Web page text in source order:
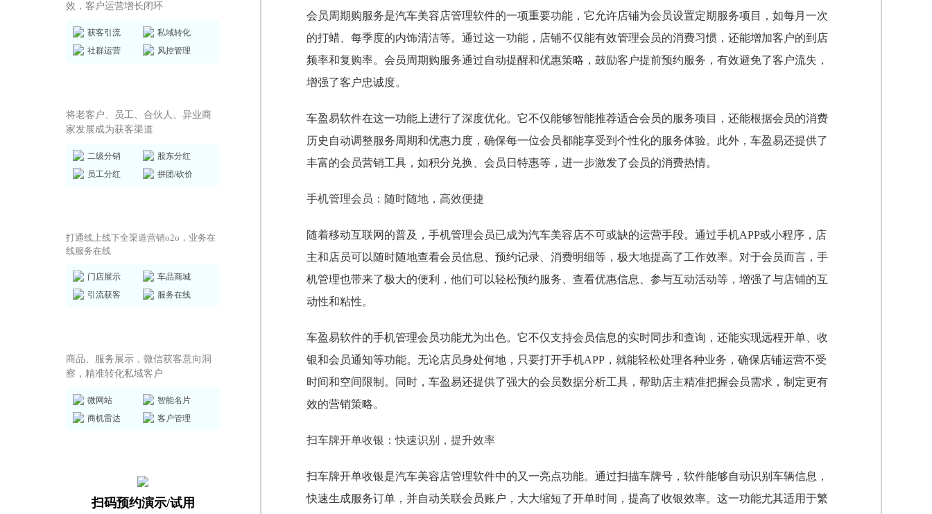
效，客户运营增长闭环
获客引流
私域转化
社群运营
风控管理
将老客户、员工、合伙人、异业商
家发展成为获客渠道
二级分销
股东分红
员工分红
拼团/砍价
打通线上线下全渠道营销o2o，业务在
线服务在线
门店展示
车品商城
引流获客
服务在线
商品、服务展示，微信获客意向洞
察，精准转化私域客户
微网站
智能名片
商机雷达
客户管理
扫码预约演示/试用
会员周期购服务是汽车美容店管理软件的一项重要功能，它允许店铺为会员设置定期服务项目，如每月一次
的打蜡、每季度的内饰清洁等。通过这一功能，店铺不仅能有效管理会员的消费习惯，还能增加客户的到店
频率和复购率。会员周期购服务通过自动提醒和优惠策略，鼓励客户提前预约服务，有效避免了客户流失，
增强了客户忠诚度。
车盈易软件在这一功能上进行了深度优化。它不仅能够智能推荐适合会员的服务项目，还能根据会员的消费
历史自动调整服务周期和优惠力度，确保每一位会员都能享受到个性化的服务体验。此外，车盈易还提供了
丰富的会员营销工具，如积分兑换、会员日特惠等，进一步激发了会员的消费热情。
手机管理会员：随时随地，高效便捷
随着移动互联网的普及，手机管理会员已成为汽车美容店不可或缺的运营手段。通过手机APP或小程序，店
主和店员可以随时随地查看会员信息、预约记录、消费明细等，极大地提高了工作效率。对于会员而言，手
机管理也带来了极大的便利，他们可以轻松预约服务、查看优惠信息、参与互动活动等，增强了与店铺的互
动性和粘性。
车盈易软件的手机管理会员功能尤为出色。它不仅支持会员信息的实时同步和查询，还能实现远程开单、收
银和会员通知等功能。无论店员身处何地，只要打开手机APP，就能轻松处理各种业务，确保店铺运营不受
时间和空间限制。同时，车盈易还提供了强大的会员数据分析工具，帮助店主精准把握会员需求，制定更有
效的营销策略。
扫车牌开单收银：快速识别，提升效率
扫车牌开单收银是汽车美容店管理软件中的又一亮点功能。通过扫描车牌号，软件能够自动识别车辆信息，
快速生成服务订单，并自动关联会员账户，大大缩短了开单时间，提高了收银效率。这一功能尤其适用于繁